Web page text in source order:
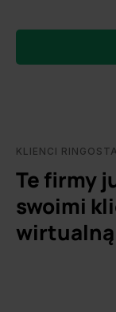
KLIENCI
Te firmy
swoimi